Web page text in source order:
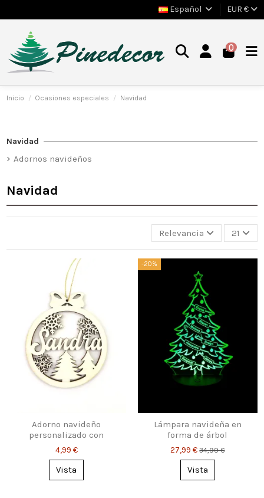
Español EUR €
0
Inicio Ocasiones especiales Navidad
Navidad
Relevancia 21
Adorno navideño
personalizado con
nombre – copos y abetos
4,99 €
Vista
-20%
Lámpara navideña en
forma de árbol
personalizada con
nombres
27,99 €34,99 €
Vista
Navidad
Adornos navideños